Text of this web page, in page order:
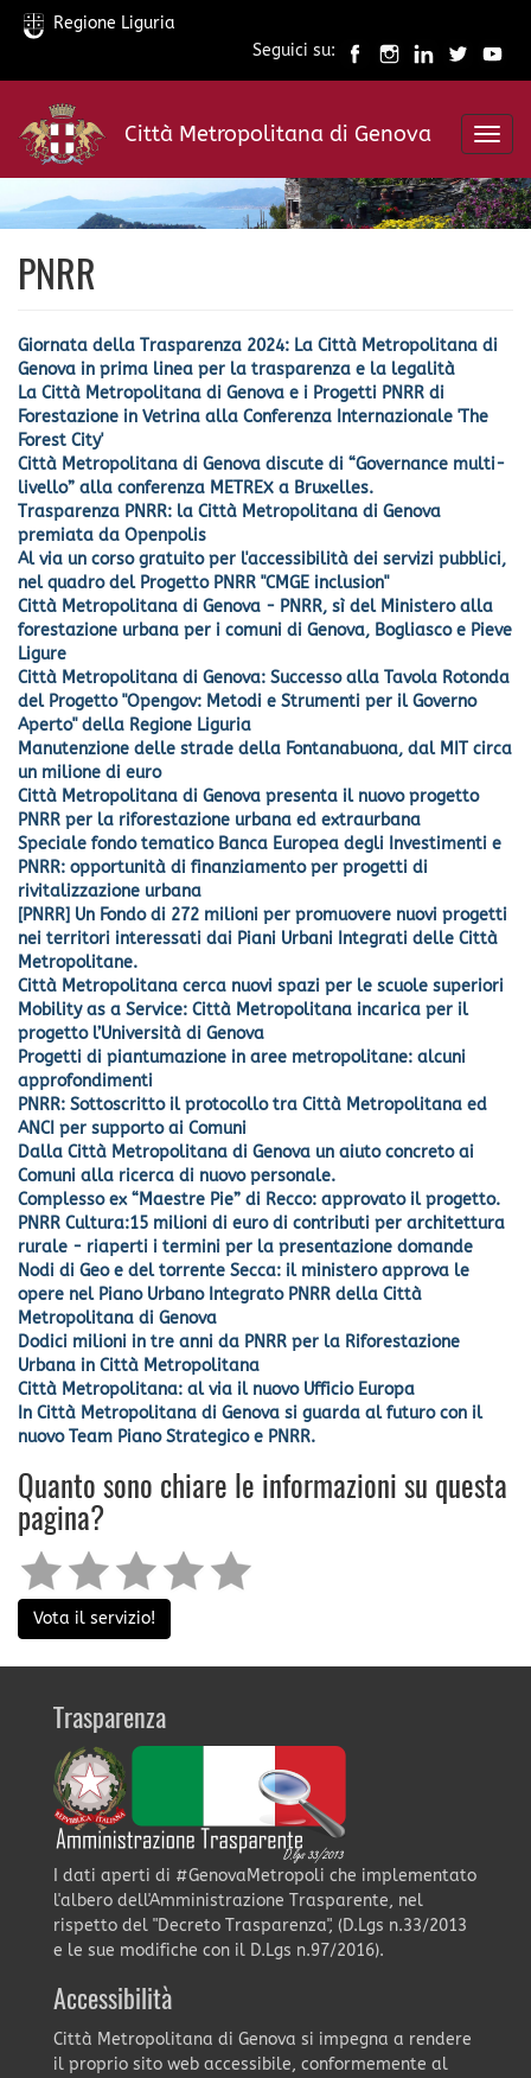
Salta
contenuto
principale
Regione Liguria
Seguici su:
Città Metropolitana di Genova
PNRR
Giornata della Trasparenza 2024: La Città Metropolitana di
Genova in prima linea per la trasparenza e la legalità
La Città Metropolitana di Genova e i Progetti PNRR di
Forestazione in Vetrina alla Conferenza Internazionale 'The
Forest City'
Città Metropolitana di Genova discute di “Governance multi-
livello” alla conferenza METREX a Bruxelles.
Trasparenza PNRR: la Città Metropolitana di Genova
premiata da Openpolis
Al via un corso gratuito per l'accessibilità dei servizi pubblici,
nel quadro del Progetto PNRR "CMGE inclusion"
Città Metropolitana di Genova - PNRR, sì del Ministero alla
forestazione urbana per i comuni di Genova, Bogliasco e Pieve
Ligure
Città Metropolitana di Genova: Successo alla Tavola Rotonda
del Progetto "Opengov: Metodi e Strumenti per il Governo
Aperto" della Regione Liguria
Manutenzione delle strade della Fontanabuona, dal MIT circa
un milione di euro
Città Metropolitana di Genova presenta il nuovo progetto
PNRR per la riforestazione urbana ed extraurbana
Speciale fondo tematico Banca Europea degli Investimenti e
PNRR: opportunità di finanziamento per progetti di
rivitalizzazione urbana
[PNRR] Un Fondo di 272 milioni per promuovere nuovi progetti
nei territori interessati dai Piani Urbani Integrati delle Città
Metropolitane.
Città Metropolitana cerca nuovi spazi per le scuole superiori
Mobility as a Service: Città Metropolitana incarica per il
progetto l’Università di Genova
Progetti di piantumazione in aree metropolitane: alcuni
approfondimenti
PNRR: Sottoscritto il protocollo tra Città Metropolitana ed
ANCI per supporto ai Comuni
Dalla Città Metropolitana di Genova un aiuto concreto ai
Comuni alla ricerca di nuovo personale.
Complesso ex “Maestre Pie” di Recco: approvato il progetto.
PNRR Cultura:15 milioni di euro di contributi per architettura
rurale - riaperti i termini per la presentazione domande
Nodi di Geo e del torrente Secca: il ministero approva le
opere nel Piano Urbano Integrato PNRR della Città
Metropolitana di Genova
Dodici milioni in tre anni da PNRR per la Riforestazione
Urbana in Città Metropolitana
Città Metropolitana: al via il nuovo Ufficio Europa
In Città Metropolitana di Genova si guarda al futuro con il
nuovo Team Piano Strategico e PNRR.
Quanto sono chiare le informazioni su questa
pagina?
Vota il servizio!
Trasparenza
I dati aperti di #GenovaMetropoli che implementato
l'albero dell'Amministrazione Trasparente, nel
rispetto del "Decreto Trasparenza", (D.Lgs n.33/2013
e le sue modifiche con il D.Lgs n.97/2016).
Accessibilità
Città Metropolitana di Genova si impegna a rendere
il proprio sito web accessibile, conformemente al